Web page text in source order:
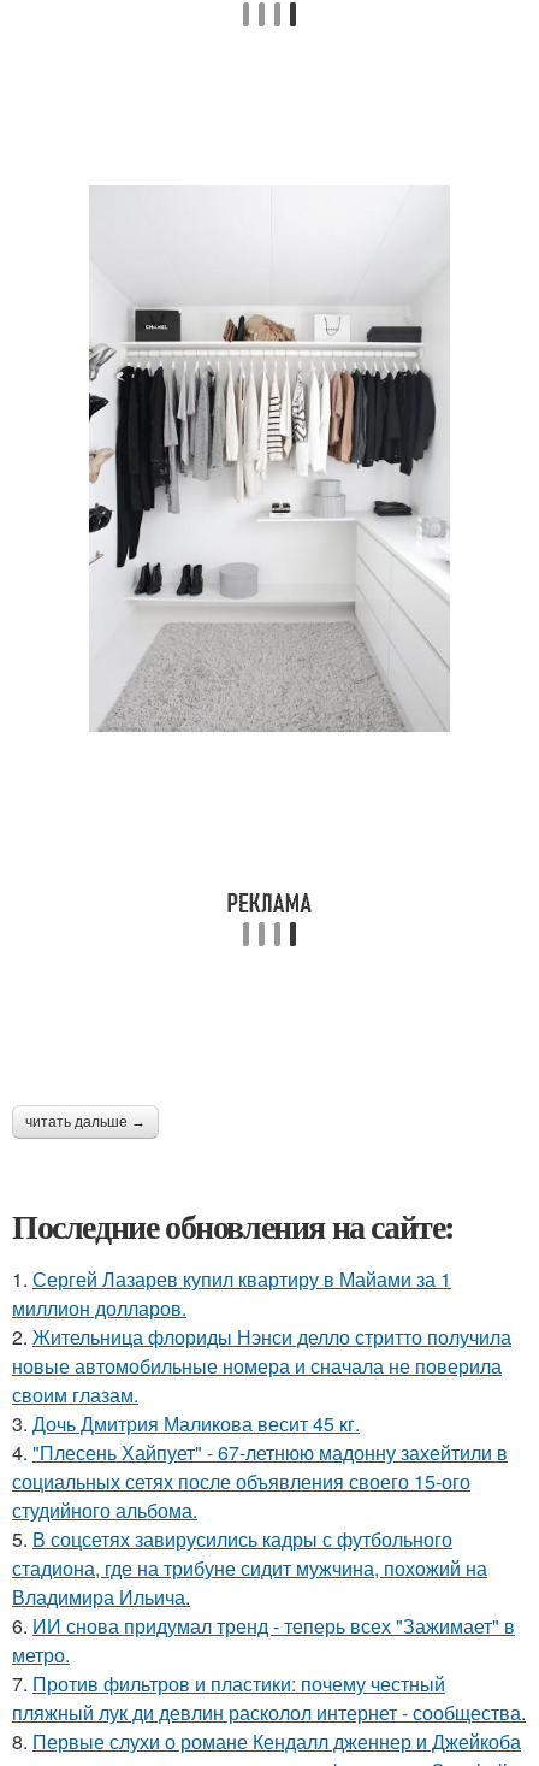
читать дальше →
Последние обновления на сайте:
1. Сергей Лазарев купил квартиру в Майами за 1
миллион долларов.
2. Жительница флориды Нэнси делло стритто получила
новые автомобильные номера и сначала не поверила
своим глазам.
3. Дочь Дмитрия Маликова весит 45 кг.
4. "Плесень Хайпует" - 67-летнюю мадонну захейтили в
социальных сетях после объявления своего 15-ого
студийного альбома.
5. В соцсетях завирусились кадры с футбольного
стадиона, где на трибуне сидит мужчина, похожий на
Владимира Ильича.
6. ИИ снова придумал тренд - теперь всех "Зажимает" в
метро.
7. Против фильтров и пластики: почему честный
пляжный лук ди девлин расколол интернет - сообщества.
8. Первые слухи о романе Кендалл дженнер и Джейкоба